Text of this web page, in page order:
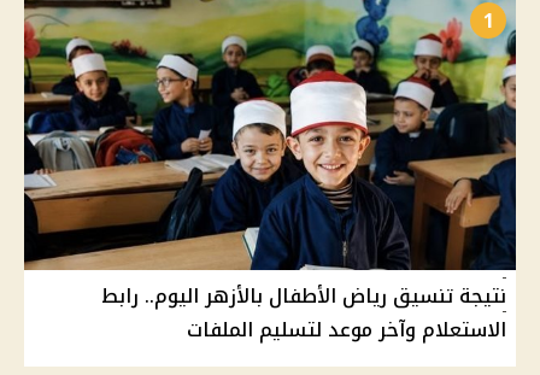
1
نتيجة تنسيق رياض الأطفال بالأزهر اليوم.. رابط
الاستعلام وآخر موعد لتسليم الملفات